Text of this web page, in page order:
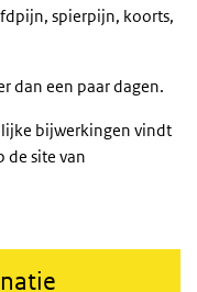
spierpijn, koorts,
dan een paar dagen.
bijwerkingen vindt
link)
de site van